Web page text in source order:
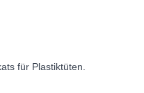
für Plastiktüten.